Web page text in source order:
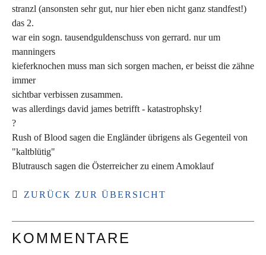
stranzl (ansonsten sehr gut, nur hier eben nicht ganz standfest!)
das 2.
war ein sogn. tausendguldenschuss von gerrard. nur um
manningers
kieferknochen muss man sich sorgen machen, er beisst die zähne
immer
sichtbar verbissen zusammen.
was allerdings david james betrifft - katastrophsky!
?
Rush of Blood sagen die Engländer übrigens als Gegenteil von
"kaltblütig"
Blutrausch sagen die Österreicher zu einem Amoklauf
ZURÜCK ZUR ÜBERSICHT
KOMMENTARE